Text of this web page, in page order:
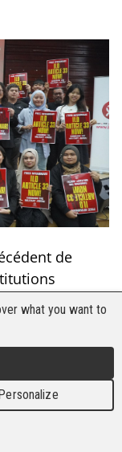
de
les
société civile
publics
afin de
en vue de la
Travail (CIT).
de
what you want to